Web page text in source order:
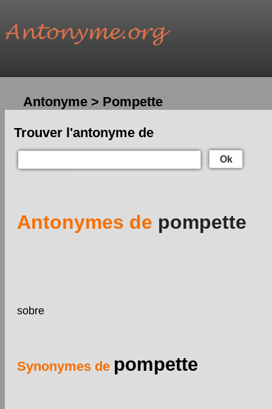
Antonyme > Pompette
Trouver l'antonyme de
Ok
Antonymes de pompette
sobre
Synonymes de pompette